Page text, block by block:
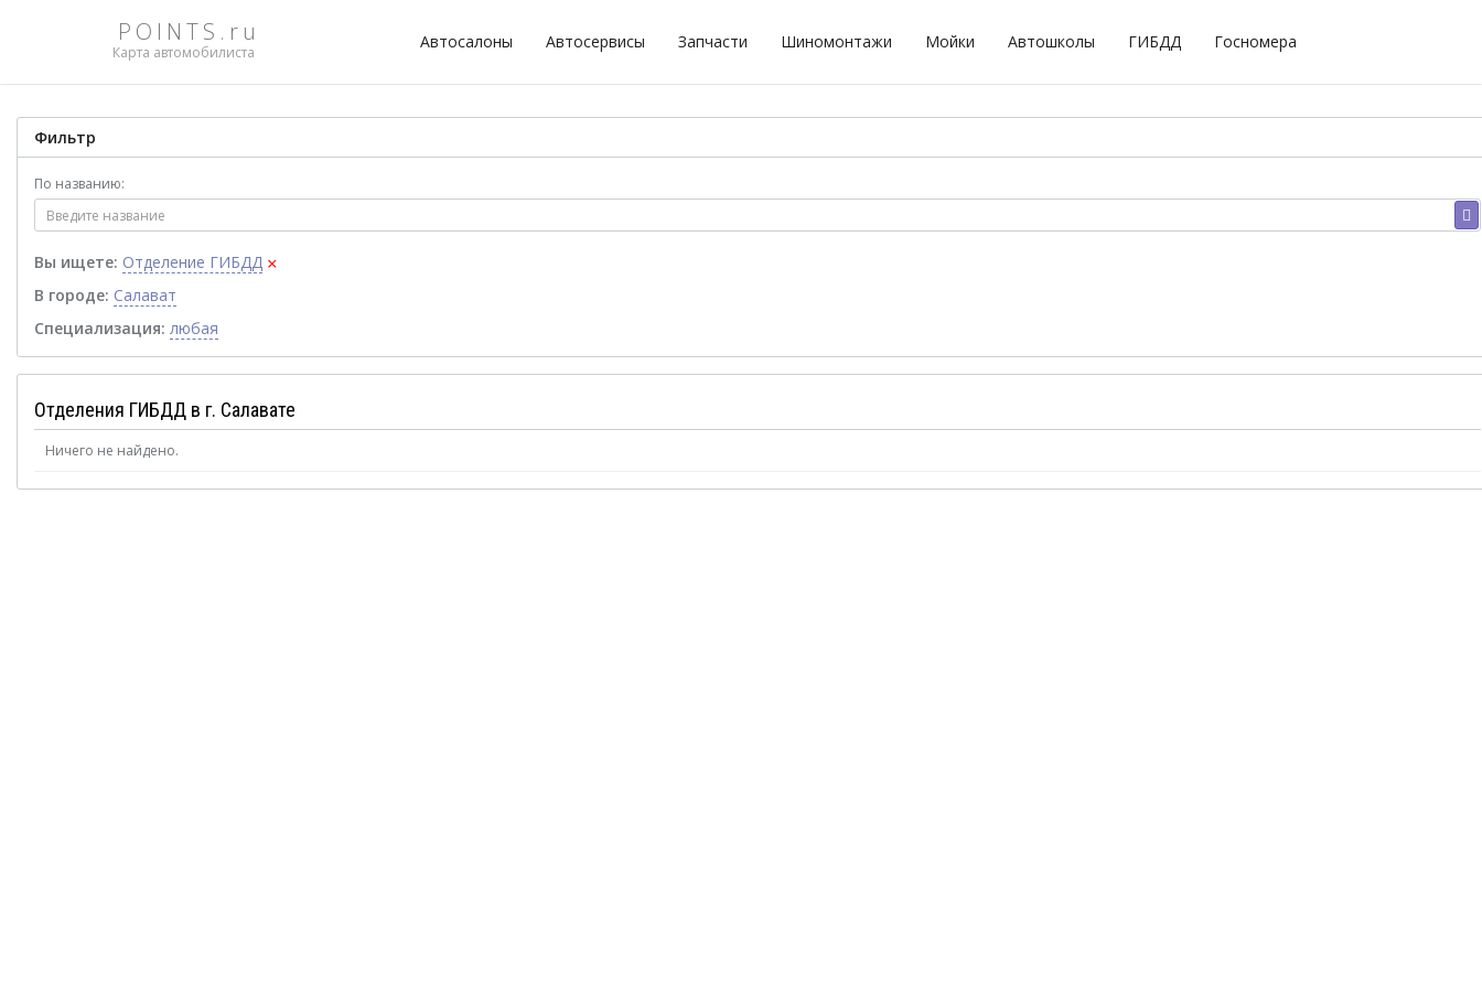
POINTS.ru
Карта автомобилиста
Автосалоны Автосервисы Запчасти Шиномонтажи Мойки Автошколы ГИБДД Госномера
Фильтр
По названию:
Вы ищете: Отделение ГИБДД ×
В городе: Салават
Специализация: любая
Отделения ГИБДД в г. Салавате
Ничего не найдено.